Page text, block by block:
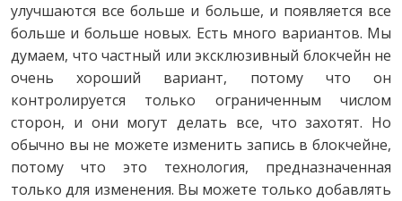
улучшаются все больше и больше, и появляется все
больше и больше новых. Есть много вариантов. Мы
думаем, что частный или эксклюзивный блокчейн не
очень хороший вариант, потому что он
контролируется только ограниченным числом
сторон, и они могут делать все, что захотят. Но
обычно вы не можете изменить запись в блокчейне,
потому что это технология, предназначенная
только для изменения. Вы можете только добавлять